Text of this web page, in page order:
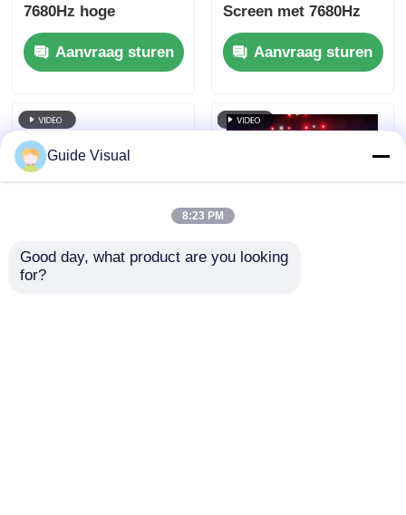
7680Hz hoge
verversingsfrequentie
en dubbele stroom-
en signaalback-up
podiumgebeurtenissen
Aanvraag sturen
Screen met 7680Hz
verversingsfrequentie
en IP65 waterdicht
voor HD Video Wall
Aanvraag sturen
Guide Visual
8:23 PM
Good day, what product are you looking
for?